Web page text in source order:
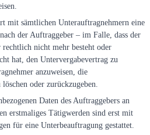
mit sämtlichen Unterauftragnehmern eine
der Auftraggeber – im Falle, dass der
nicht mehr besteht oder
hat, den Untervergabevertrag zu
anzuweisen, die
löschen oder zurückzugeben.
Daten des Auftraggebers an
erstmaliges Tätigwerden sind erst mit
für eine Unterbeauftragung gestattet.